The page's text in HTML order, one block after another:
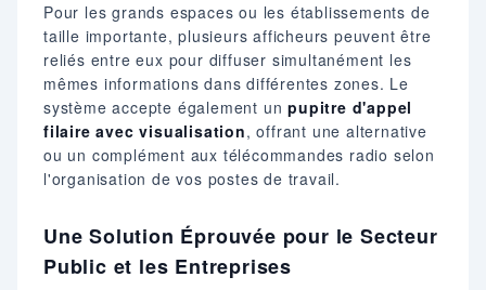
Pour les grands espaces ou les établissements de
taille importante, plusieurs afficheurs peuvent être
reliés entre eux pour diffuser simultanément les
mêmes informations dans différentes zones. Le
système accepte également unpupitre d'appel
filaire avec visualisation, offrant une alternative
ou un complément aux télécommandes radio selon
l'organisation de vos postes de travail.
Une Solution Éprouvée pour le Secteur
Public et les Entreprises